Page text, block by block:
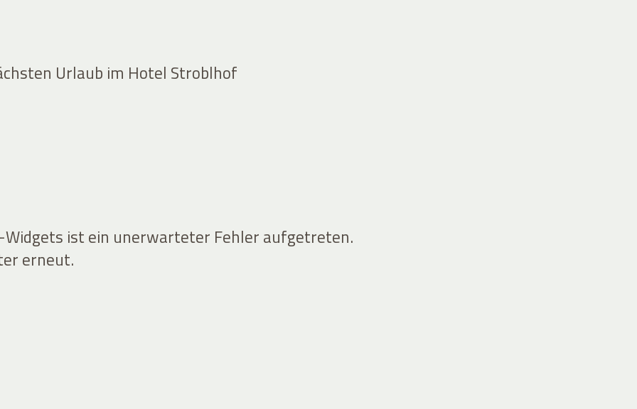
Urlaub im Hotel Stroblhof
Widgets ist ein unerwarteter Fehler aufgetreten.
erneut.